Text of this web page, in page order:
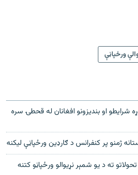
ورځپاڼې
شرایطو او بندیزونو افغانان له قحطۍ سره
ژمنو پر کنفرانس د ګارډین ورځپاڼې لیکنه
ته د یو شمېر نړیوالو ورځپاڼو کتنه